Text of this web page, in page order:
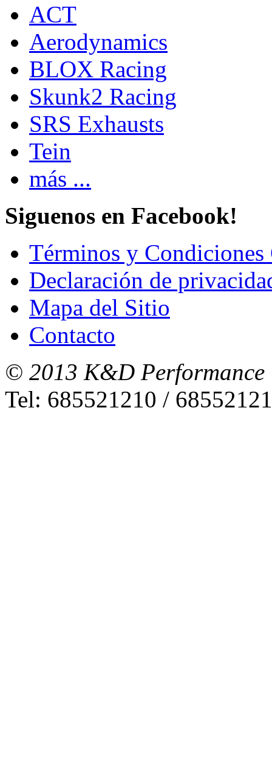
ACT
Aerodynamics
BLOX Racing
Skunk2 Racing
SRS Exhausts
Tein
más ...
Siguenos en Facebook!
Términos y Condiciones
Declaración de
Mapa del Sitio
Contacto
© 2013 K&D Performance
Tel: 685521210 /